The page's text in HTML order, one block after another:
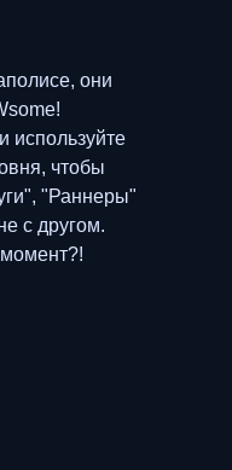
они
чтобы
"Раннеры"
с другом.